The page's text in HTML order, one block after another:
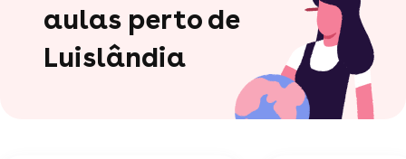
aulas perto de
Luislândia